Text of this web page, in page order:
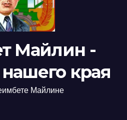
Майлин -
края
Майлине